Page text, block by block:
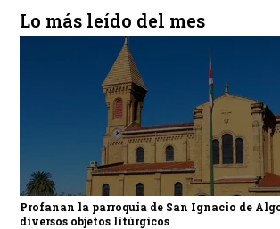
Lo más leído del mes
Profanan la parroquia de San Ignacio de
diversos objetos litúrgicos